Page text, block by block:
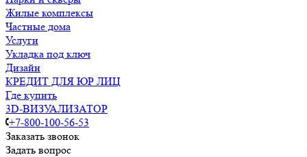
Жилые комплексы
Частные дома
Услуги
Укладка под ключ
Дизайн
КРЕДИТ ДЛЯ ЮР ЛИЦ
Где купить
3D-ВИЗУАЛИЗАТОР
+7-800-100-56-53
Заказать звонок
Задать вопрос